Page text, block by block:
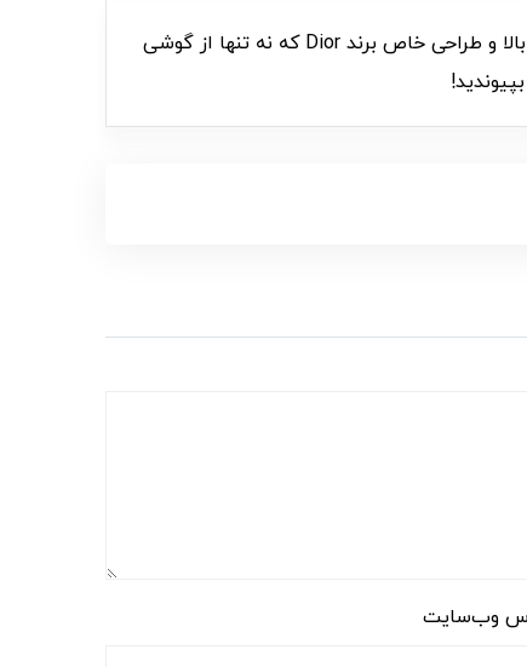
با قاب گوشی C006955Jadore Dior، به گوشی‌تان جلوه‌ای لوکس و منحصربه‌فرد ببخشید! ساخته شده از مواد با کیفیت بالا و طراحی خاص برند Dior که نه تنها از گوشی
وب‌سایت